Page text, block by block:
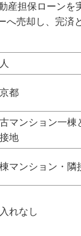
産担保ローンを
へ売却し、完済
都
マンション一棟
地
マンション・隣
れなし